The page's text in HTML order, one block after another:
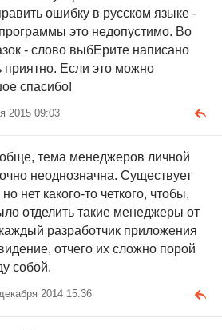
ошибку в русском языке -
это недопустимо. Во
- слово выбЕрите написано
Если это можно
спасибо!
2015 09:03
тема менеджеров личной
неоднозначна. Существует
нет какого-то четкого, чтобы,
отделить такие менеджеры от
разработчик приложения
отчего их сложно порой
собой.
2014 15:36